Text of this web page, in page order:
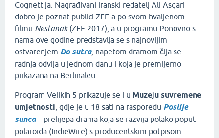
Cognettija. Nagrađivani iranski redatelj Ali Asgari
dobro je poznat publici ZFF-a po svom hvaljenom
filmu Nestanak (ZFF 2017), a u programu Ponovno s
nama ove godine predstavlja se s najnovijim
ostvarenjem Do sutra, napetom dramom čija se
radnja odvija u jednom danu i koja je premijerno
prikazana na Berlinaleu.
Program Velikih 5 prikazuje se i u Muzeju suvremene
umjetnosti , gdje je u 18 sati na rasporedu Poslije
sunca– prelijepa drama koja se razvija polako poput
polaroida (IndieWire) s producentskim potpisom